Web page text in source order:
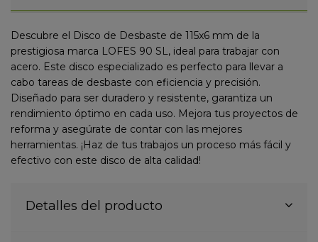
Descubre el Disco de Desbaste de 115x6 mm de la
prestigiosa marca LOFES 90 SL, ideal para trabajar con
acero. Este disco especializado es perfecto para llevar a
cabo tareas de desbaste con eficiencia y precisión.
Diseñado para ser duradero y resistente, garantiza un
rendimiento óptimo en cada uso. Mejora tus proyectos de
reforma y asegúrate de contar con las mejores
herramientas. ¡Haz de tus trabajos un proceso más fácil y
efectivo con este disco de alta calidad!
Detalles del producto